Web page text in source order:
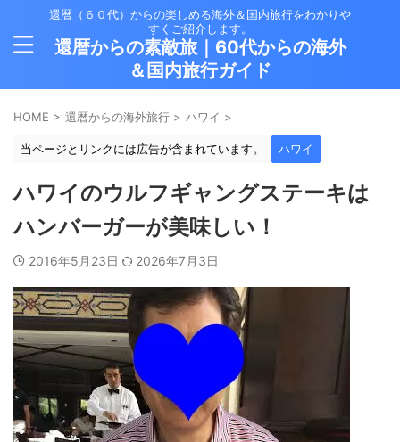
還暦（６０代）からの楽しめる海外＆国内旅行をわかりや
すくご紹介します。
還暦からの素敵旅｜60代からの海外
＆国内旅行ガイド
HOME > 還暦からの海外旅行 > ハワイ >
当ページとリンクには広告が含まれています。 ハワイ
ハワイのウルフギャングステーキは
ハンバーガーが美味しい！
2016年5月23日 2026年7月3日